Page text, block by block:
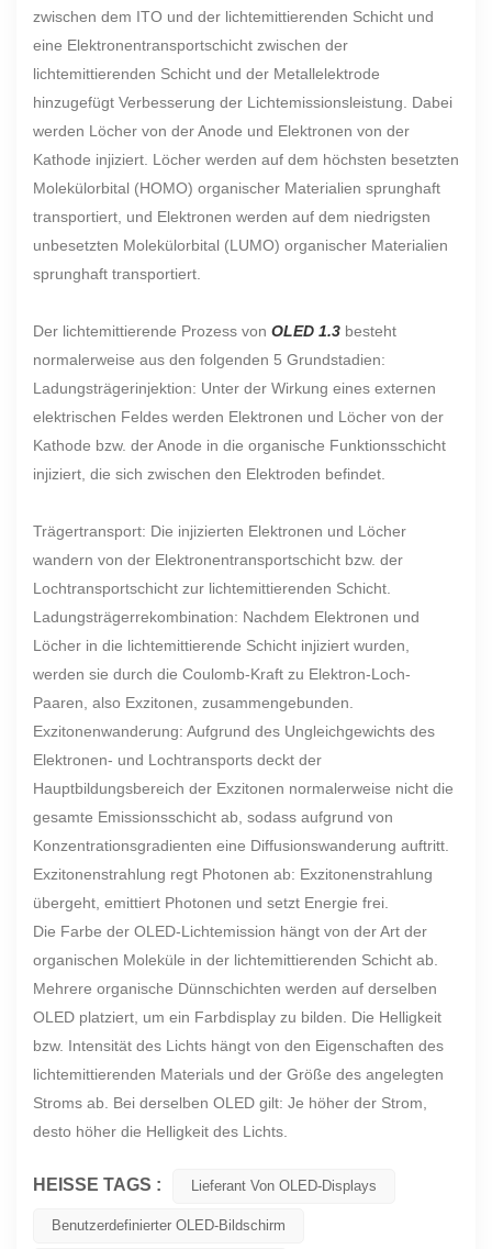
zwischen dem ITO und der lichtemittierenden Schicht und
eine Elektronentransportschicht zwischen der
lichtemittierenden Schicht und der Metallelektrode
hinzugefügt Verbesserung der Lichtemissionsleistung. Dabei
werden Löcher von der Anode und Elektronen von der
Kathode injiziert. Löcher werden auf dem höchsten besetzten
Molekülorbital (HOMO) organischer Materialien sprunghaft
transportiert, und Elektronen werden auf dem niedrigsten
unbesetzten Molekülorbital (LUMO) organischer Materialien
sprunghaft transportiert.
Der lichtemittierende Prozess von OLED 1.3 besteht
normalerweise aus den folgenden 5 Grundstadien:
Ladungsträgerinjektion: Unter der Wirkung eines externen
elektrischen Feldes werden Elektronen und Löcher von der
Kathode bzw. der Anode in die organische Funktionsschicht
injiziert, die sich zwischen den Elektroden befindet.
Trägertransport: Die injizierten Elektronen und Löcher
wandern von der Elektronentransportschicht bzw. der
Lochtransportschicht zur lichtemittierenden Schicht.
Ladungsträgerrekombination: Nachdem Elektronen und
Löcher in die lichtemittierende Schicht injiziert wurden,
werden sie durch die Coulomb-Kraft zu Elektron-Loch-
Paaren, also Exzitonen, zusammengebunden.
Exzitonenwanderung: Aufgrund des Ungleichgewichts des
Elektronen- und Lochtransports deckt der
Hauptbildungsbereich der Exzitonen normalerweise nicht die
gesamte Emissionsschicht ab, sodass aufgrund von
Konzentrationsgradienten eine Diffusionswanderung auftritt.
Exzitonenstrahlung regt Photonen ab: Exzitonenstrahlung
übergeht, emittiert Photonen und setzt Energie frei.
Die Farbe der OLED-Lichtemission hängt von der Art der
organischen Moleküle in der lichtemittierenden Schicht ab.
Mehrere organische Dünnschichten werden auf derselben
OLED platziert, um ein Farbdisplay zu bilden. Die Helligkeit
bzw. Intensität des Lichts hängt von den Eigenschaften des
lichtemittierenden Materials und der Größe des angelegten
Stroms ab. Bei derselben OLED gilt: Je höher der Strom,
desto höher die Helligkeit des Lichts.
HEISSE TAGS : Lieferant Von OLED-Displays
Benutzerdefinierter OLED-Bildschirm